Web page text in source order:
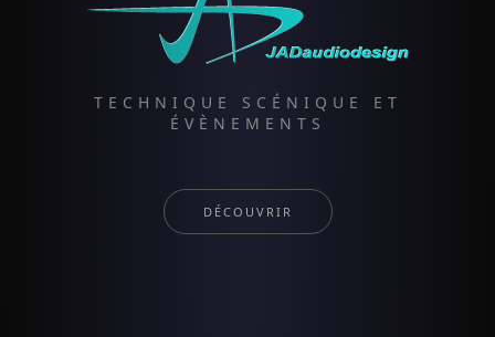
TECHNIQUE SCÉNIQUE ET
ÉVÈNEMENTS
DÉCOUVRIR